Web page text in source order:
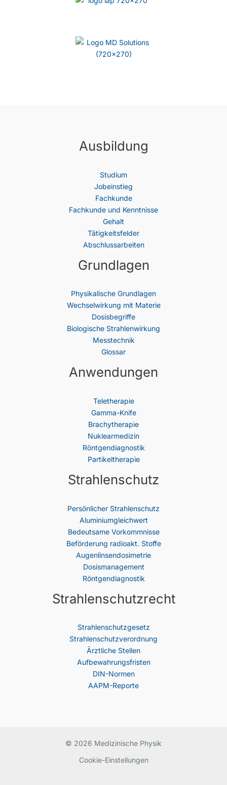
Ausbildung
Studium
Jobeinstieg
Fachkunde
Fachkunde und Kenntnisse
Gehalt
Tätigkeitsfelder
Abschlussarbeiten
Grundlagen
Physikalische Grundlagen
Wechselwirkung mit Materie
Dosisbegriffe
Biologische Strahlenwirkung
Messtechnik
Glossar
Anwendungen
Teletherapie
Gamma-Knife
Brachytherapie
Nuklearmedizin
Röntgendiagnostik
Partikeltherapie
Strahlenschutz
Persönlicher Strahlenschutz
Aluminiumgleichwert
Bedeutsame Vorkommnisse
Beförderung radioakt. Stoffe
Augenlinsendosimetrie
Dosismanagement
Röntgendiagnostik
Strahlenschutzrecht
Strahlenschutz­gesetz
Strahlenschutzverordnung
Ärztliche Stellen
Aufbewahrungsfristen
DIN-Normen
AAPM-Reporte
© 2026 Medizinische Physik
Cookie-Einstellungen